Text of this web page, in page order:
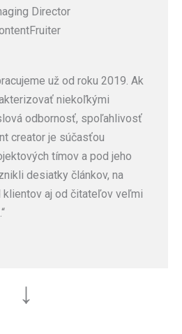
Director
už od roku 2019. Ak
niekoľkými
odbornosť, spoľahlivosť
creator je súčasťou
tímov a pod jeho
desiatky článkov, na
klientov aj od čitateľov veľmi
↓